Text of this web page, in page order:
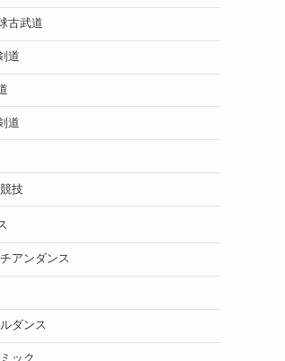
古武道
道
道
技
アンダンス
ダンス
ック